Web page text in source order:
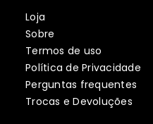
Loja
Sobre
Termos de uso
Política de Privacidade
Perguntas frequentes
Trocas e Devoluções